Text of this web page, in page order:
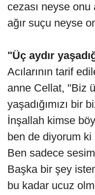
cezası neyse onu
ağır suçu neyse
"Üç aydır
Acılarının tarif
anne Cellat, "Biz
yaşadığımızı bir
İnşallah kimse
ben de diyorum ki
Ben sadece
Başka bir şey
bu kadar ucuz